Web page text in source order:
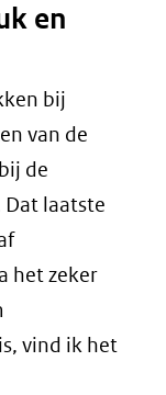
en
bij
van de
de
laatste
het zeker
vind ik het